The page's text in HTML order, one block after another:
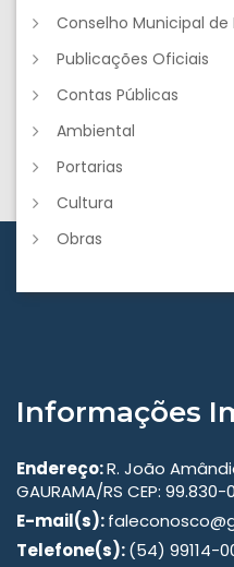
Conselho Municipal de
Publicações Oficiais
Contas Públicas
Ambiental
Portarias
Cultura
Obras
Informações
Endereço:R. João
GAURAMA/RS CEP: 99.830-
E-mail(s):
Telefone(s):(54) 99114-